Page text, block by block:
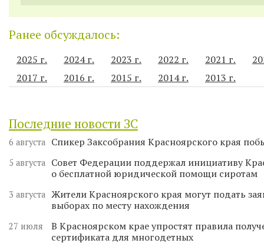
Ранее обсуждалось:
2025 г. 2024 г. 2023 г. 2022 г. 2021 г.
2017 г.
2016 г. 2015 г. 2014 г. 2013 г.
Последние новости ЗС
6 августа Спикер Заксобрания Красноярского края
5 августа
Совет Федерации поддержал инициативу
о бесплатной юридической помощи сиротам
3 августа Жители Красноярского края могут подать
выборах по месту нахождения
27 июля
В Красноярском крае упростят правила
сертификата для многодетных